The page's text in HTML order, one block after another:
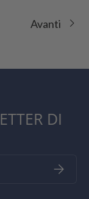
Avanti
DI
Iscriviti